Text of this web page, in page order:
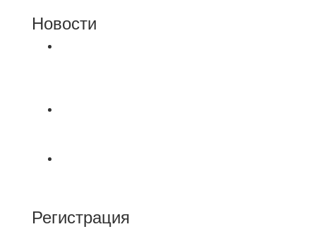
Новости
Регистрация